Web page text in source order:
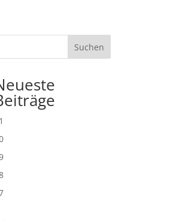
Suchen